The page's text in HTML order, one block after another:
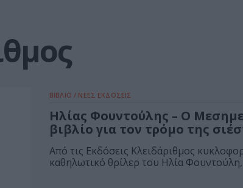
ΒΙΒΛΙΟ / ΝΕΕΣ ΕΚΔΟΣΕΙΣ
Ηλίας Φουντούλης – Ο
βιβλίο για τον τρόμο της
Aπό τις Εκδόσεις Κλειδάριθμος
καθηλωτικό θρίλερ του Ηλία Φουντούλη,